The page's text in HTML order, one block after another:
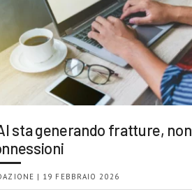
sta generando fratture, non
| 19 FEBBRAIO 2026